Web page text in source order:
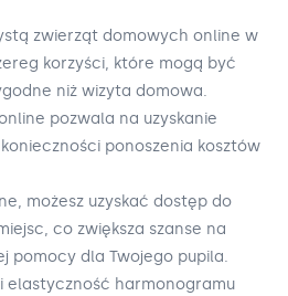
zwierząt domowych online w
korzyści, które mogą być
niż wizyta domowa.
pozwala na uzyskanie
ponoszenia kosztów
możesz uzyskać dostęp do
co zwiększa szanse na
pomocy dla Twojego pupila.
elastyczność harmonogramu